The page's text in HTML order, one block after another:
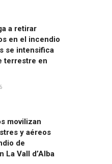
a retirar
en el incendio
se intensifica
terrestre en
movilizan
y aéreos
de
La Vall d’Alba